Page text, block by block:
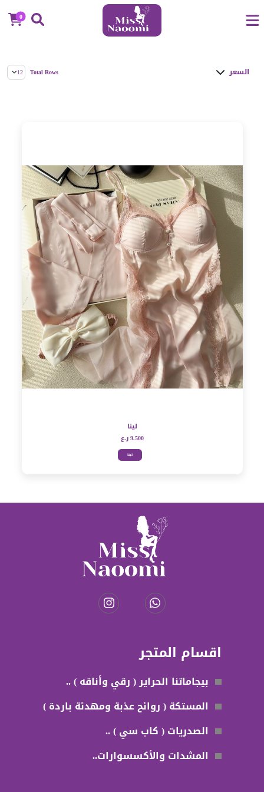
0
السعر Total Rows
لينا
9.500 ر.ع
لينا
اقسام المتجر
بيجاماتنا الحراير ( رقي وأناقه ) ..
المستكة ( روائح عذبة ومهدئة باردة )
الصدريات ( كاب سي ) ..
المشدات والأكسسوارات..